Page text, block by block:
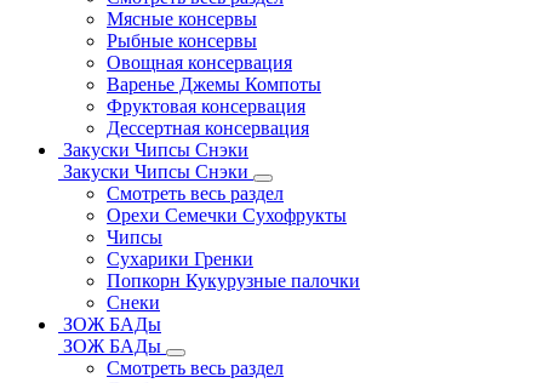
Мясные консервы
Рыбные консервы
Овощная консервация
Варенье Джемы Компоты
Фруктовая консервация
Дессертная консервация
Закуски Чипсы Снэки
Закуски Чипсы Снэки
Смотреть весь раздел
Орехи Семечки Сухофрукты
Чипсы
Сухарики Гренки
Попкорн Кукурузные палочки
Снеки
ЗОЖ БАДы
ЗОЖ БАДы
Смотреть весь раздел